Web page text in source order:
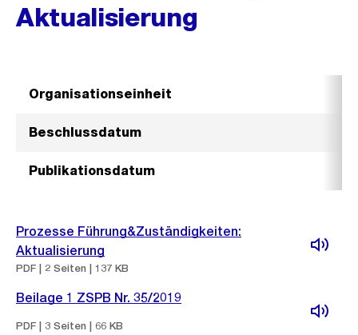
Aktualisierung
Organisationseinheit
Beschlussdatum
Publikationsdatum
Prozesse Führung&Zuständigkeiten:
Aktualisierung
PDF | 2 Seiten | 137 KB
Beilage 1 ZSPB Nr. 35/2019
PDF | 3 Seiten | 66 KB